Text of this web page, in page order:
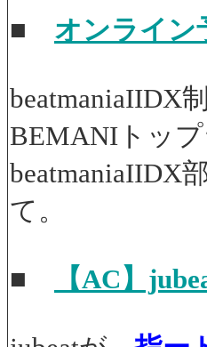
■ オンライン
beatmaniaIIDX
BEMANIトッ
beatmaniaIIDX
て。
■ 【AC】